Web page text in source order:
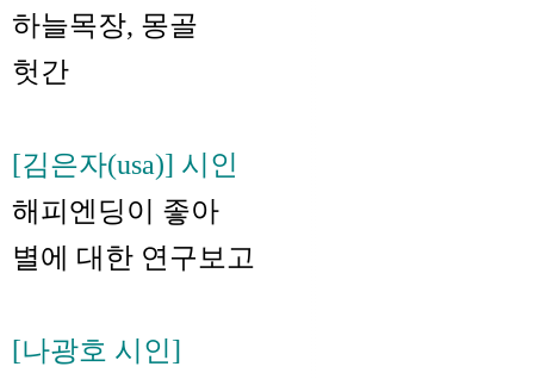
하늘목장, 몽골
헛간
[김은자(usa)] 시인
해피엔딩이 좋아
별에 대한 연구보고
[나광호 시인]